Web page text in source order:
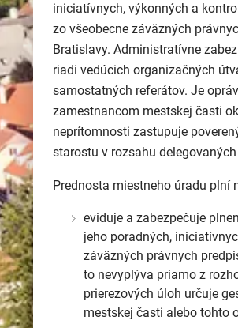
iniciatívnych, výkonných a
zo všeobecne záväzných
Bratislavy. Administratívne
riadi vedúcich organizačných
samostatných referátov. Je
zamestnancom mestskej časti
neprítomnosti zastupuje
starostu v rozsahu
Prednosta miestneho úradu plní
eviduje a zabezpečuje
jeho poradných,
záväzných právnych
to nevyplýva priamo z
prierezových úloh určuje
mestskej časti alebo tohto